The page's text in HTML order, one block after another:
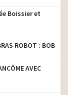
Boissier et
ROBOT : BOB
AVEC